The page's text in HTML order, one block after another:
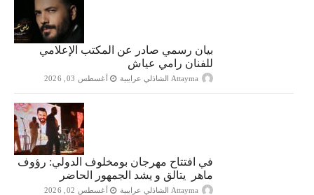
بيان رسمي صادر عن المكتب الإعلامي
للفنان رامي عياش
Attayma الشاذلي عرايبية أغسطس 03, 2026
في افتتاح مهرجان بومخلوف الدولي: رؤوف
ماهر يتالق و يشد الجمهور الحاضر
Attayma الشاذلي عرايبية أغسطس 02, 2026